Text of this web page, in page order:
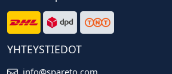
YHTEYSTIEDOT
info@spareto.com